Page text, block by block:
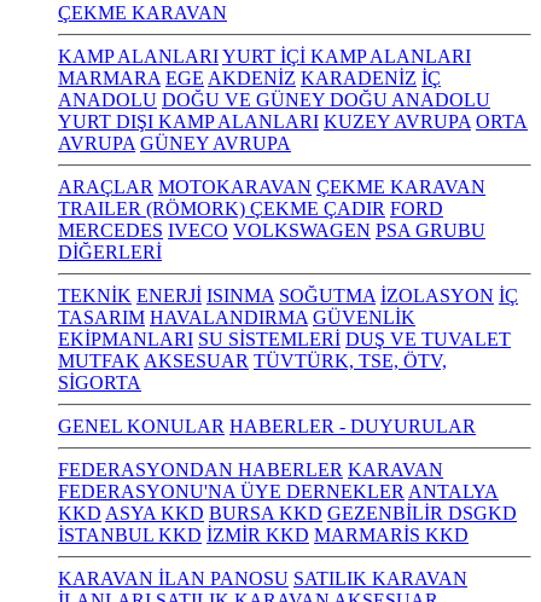
ÇEKME KARAVAN
KAMP ALANLARIYURT İÇİ KAMP ALANLARI
MARMARA EGE AKDENİZ KARADENİZ İÇ
ANADOLU DOĞU VE GÜNEY DOĞU ANADOLU
YURT DIŞI KAMP ALANLARI KUZEY AVRUPA ORTA
AVRUPA GÜNEY AVRUPA
ARAÇLAR MOTOKARAVAN ÇEKME KARAVAN
TRAILER (RÖMORK) ÇEKME ÇADIR FORD
MERCEDES IVECO VOLKSWAGEN PSA GRUBU
DİĞERLERİ
TEKNİK ENERJİ ISINMA SOĞUTMA İZOLASYON İÇ
TASARIM HAVALANDIRMA GÜVENLİK
EKİPMANLARI SU SİSTEMLERİ DUŞ VE TUVALET
MUTFAK AKSESUAR TÜVTÜRK, TSE, ÖTV,
SİGORTA
GENEL KONULAR HABERLER - DUYURULAR
FEDERASYONDAN HABERLER KARAVAN
FEDERASYONU'NA ÜYE DERNEKLER ANTALYA
KKD ASYA KKD BURSA KKD GEZENBİLİR DSGKD
İSTANBUL KKD İZMİR KKD MARMARİS KKD
KARAVAN İLAN PANOSU SATILIK KARAVAN